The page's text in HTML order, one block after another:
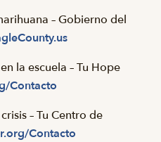
– Gobierno del
la escuela – Tu Hope
Contacto
– Tu Centro de
Contacto